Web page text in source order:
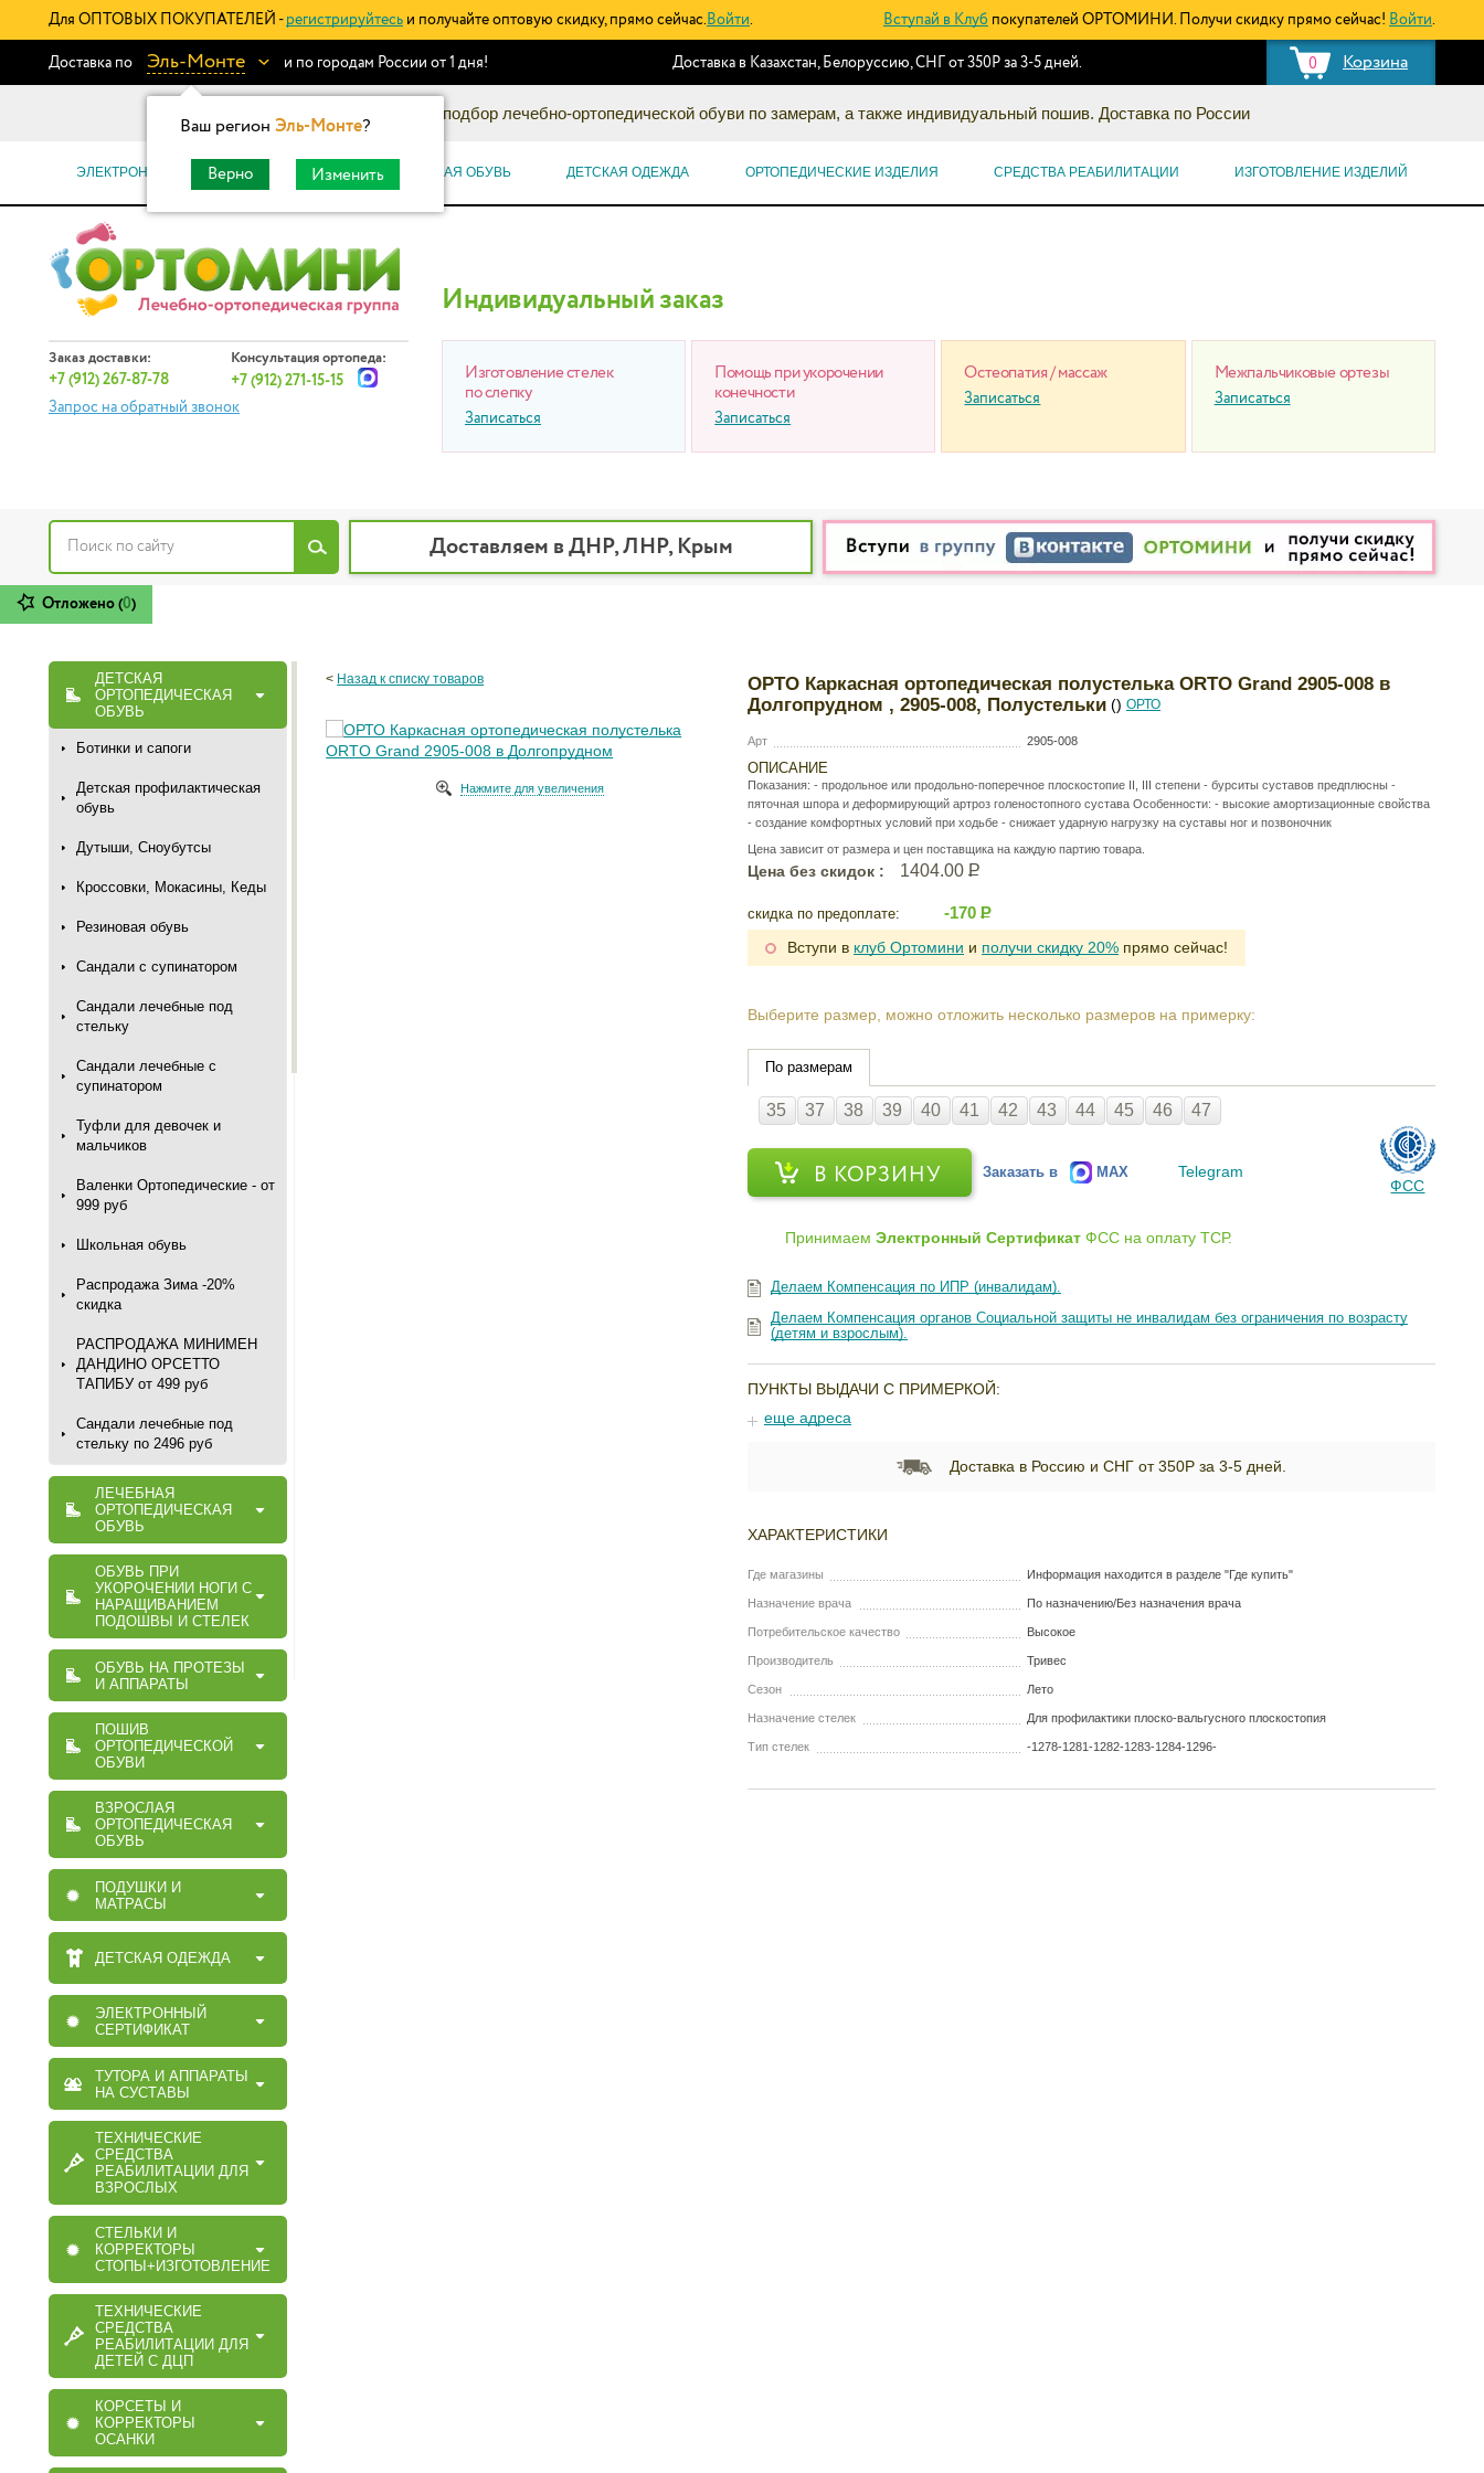
Для ОПТОВЫХ ПОКУПАТЕЛЕЙ - регистрируйтесь и получайте оптовую скидку, прямо сейчас.Войти. Вступай в Клуб покупателей ОРТОМИНИ. Получи скидку прямо сейчас! Войти.
Доставка по Эль-Монте
Ваш регион Эль-Монте?
Верно Изменить
и по городам России от 1 дня! 0 Корзина
Доставка в Казахстан, Белоруссию, СНГ от 350Р за 3-5 дней.
Информационный каталог: подбор лечебно-ортопедической обуви по замерам, а также индивидуальный пошив. Доставка по России
ЭЛЕКТРОННЫЕ СЕРТИФИКАТЫ ОРТОПЕДИЧЕСКАЯ ОБУВЬ ДЕТСКАЯ ОДЕЖДА ОРТОПЕДИЧЕСКИЕ ИЗДЕЛИЯ СРЕДСТВА РЕАБИЛИТАЦИИ ИЗГОТОВЛЕНИЕ ИЗДЕЛИЙ
Заказ доставки:
+7 (912) 267-87-78
Консультация ортопеда:
+7 (912) 271-15-15
Запрос на обратный звонок
Индивидуальный заказ
Изготовление стелек
по слепку
Записаться
Помощь при укорочении
конечности
Записаться
Остеопатия / массаж
Записаться
Межпальчиковые ортезы
Записаться
Доставляем в ДНР, ЛНР, Крым
Отложено (0)
ДЕТСКАЯ
ОРТОПЕДИЧЕСКАЯ
ОБУВЬ
Ботинки и сапоги
Детская профилактическая
обувь
Дутыши, Сноубутсы
Кроссовки, Мокасины, Кеды
Резиновая обувь
Сандали с супинатором
Сандали лечебные под
стельку
Сандали лечебные с
супинатором
Туфли для девочек и
мальчиков
Валенки Ортопедические - от
999 руб
Школьная обувь
Распродажа Зима -20%
скидка
РАСПРОДАЖА МИНИМЕН
ДАНДИНО ОРСЕТТО
ТАПИБУ от 499 руб
Сандали лечебные под
стельку по 2496 руб
ЛЕЧЕБНАЯ
ОРТОПЕДИЧЕСКАЯ
ОБУВЬ
ОБУВЬ ПРИ
УКОРОЧЕНИИ НОГИ С
НАРАЩИВАНИЕМ
ПОДОШВЫ И СТЕЛЕК
ОБУВЬ НА ПРОТЕЗЫ
И АППАРАТЫ
ПОШИВ
ОРТОПЕДИЧЕСКОЙ
ОБУВИ
ВЗРОСЛАЯ
ОРТОПЕДИЧЕСКАЯ
ОБУВЬ
ПОДУШКИ И
МАТРАСЫ
ДЕТСКАЯ ОДЕЖДА
ЭЛЕКТРОННЫЙ
СЕРТИФИКАТ
ТУТОРА И АППАРАТЫ
НА СУСТАВЫ
ТЕХНИЧЕСКИЕ
СРЕДСТВА
РЕАБИЛИТАЦИИ ДЛЯ
ВЗРОСЛЫХ
СТЕЛЬКИ И
КОРРЕКТОРЫ
СТОПЫ+ИЗГОТОВЛЕНИЕ
ТЕХНИЧЕСКИЕ
СРЕДСТВА
РЕАБИЛИТАЦИИ ДЛЯ
ДЕТЕЙ С ДЦП
КОРСЕТЫ И
КОРРЕКТОРЫ
ОСАНКИ
< Назад к списку товаров
Нажмите для увеличения
ОРТО Каркасная ортопедическая полустелька ORTO Grand 2905-008 в
Долгопрудном , 2905-008, Полустельки () ОРТО
Арт 2905-008
ОПИСАНИЕ
Показания: - продольное или продольно-поперечное плоскостопие ΙΙ, ΙΙΙ степени - бурситы суставов предплюсны -
пяточная шпора и деформирующий артроз голеностопного сустава Особенности: - высокие амортизационные свойства
- создание комфортных условий при ходьбе - снижает ударную нагрузку на суставы ног и позвоночник
Цена зависит от размера и цен поставщика на каждую партию товара.
Цена без скидок : 1404.00Р
скидка по предоплате: -170Р
Вступи в клуб Ортомини и получи скидку 20% прямо сейчас!
Выберите размер, можно отложить несколько размеров на примерку:
По размерам
35 37 38 39 40 41 42 43 44 45 46 47
В КОРЗИНУ Заказать в MAX Telegram
ФСС
ПринимаемЭлектронный Сертификат ФСС на оплату ТСР.
Делаем Компенсация по ИПР (инвалидам).
Делаем Компенсация органов Социальной защиты не инвалидам без ограничения по возрасту
(детям и взрослым).
ПУНКТЫ ВЫДАЧИ С ПРИМЕРКОЙ:
еще адреса
Доставка в Россию и СНГ от 350Р за 3-5 дней.
ХАРАКТЕРИСТИКИ
Где магазины Информация находится в разделе "Где купить"
Назначение врача По назначению/Без назначения врача
Потребительское качество Высокое
Производитель Тривес
Сезон Лето
Назначение стелек Для профилактики плоско-вальгусного плоскостопия
Тип стелек -1278-1281-1282-1283-1284-1296-